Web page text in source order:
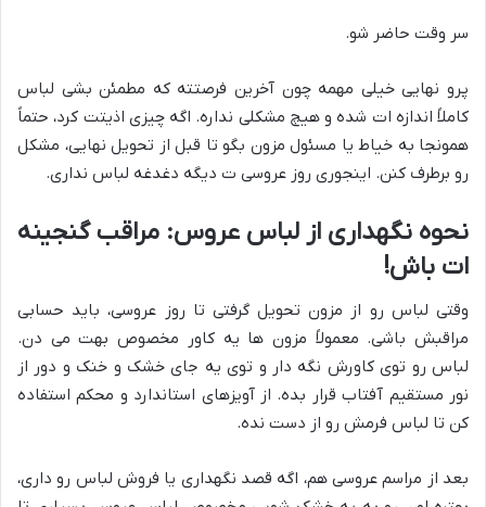
سر وقت حاضر شو.
پرو نهایی خیلی مهمه چون آخرین فرصتته که مطمئن بشی لباس
کاملاً اندازه ات شده و هیچ مشکلی نداره. اگه چیزی اذیتت کرد، حتماً
همونجا به خیاط یا مسئول مزون بگو تا قبل از تحویل نهایی، مشکل
رو برطرف کنن. اینجوری روز عروسی ت دیگه دغدغه لباس نداری.
نحوه نگهداری از لباس عروس: مراقب گنجینه
ات باش!
وقتی لباس رو از مزون تحویل گرفتی تا روز عروسی، باید حسابی
مراقبش باشی. معمولاً مزون ها یه کاور مخصوص بهت می دن.
لباس رو توی کاورش نگه دار و توی یه جای خشک و خنک و دور از
نور مستقیم آفتاب قرار بده. از آویزهای استاندارد و محکم استفاده
کن تا لباس فرمش رو از دست نده.
بعد از مراسم عروسی هم، اگه قصد نگهداری یا فروش لباس رو داری،